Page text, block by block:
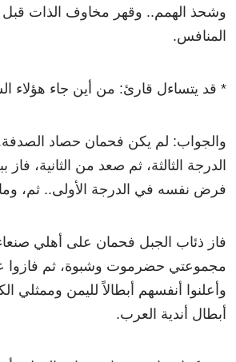
وشحذ الهمم.. وقهر مخاوف الذات
المنافس.
* قد يتساءل قارئ: من أين جاء هؤلاء
والجواب: لم يكن فحمان حصاد
الدرجة الثالثة، ثم صعد من الثانية،
فرض نفسه في الدرجة الأولى.. ثم،
فاز ذئاب الجبل فحمان على أهلي
مجموعتي حضرموت وشبوة، ثم فازوا
وأعلنوا أنفسهم أبطالاً لليمن وممثلي
أبطال أندية العرب.